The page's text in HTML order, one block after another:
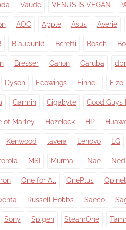
Vaude VENUS IS VEGAN
AOC Apple Asus Averie
Blaupunkt Boretti Bosch
Bresser Canon Caruba
Dyson Ecowings Einhell Eizo
Garmin Gigabyte Good Guys
of Marley Hozelock HP
Kenwood lavera Lenovo LG
MSI Murmali Nae
One for All OnePlus Opinel
Russell Hobbs Saeco
Sony Spigen SteamOne